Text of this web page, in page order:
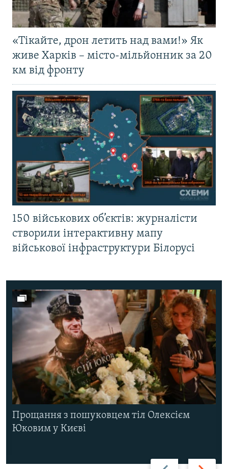
«Тікайте, дрон летить над вами!» Як
живе Харків – місто-мільйонник за 20
км від фронту
150 військових об’єктів: журналісти
створили інтерактивну мапу
військової інфраструктури Білорусі
Назад Вперед
Прощання з пошуковцем тіл Олексієм
Юковим у Києві